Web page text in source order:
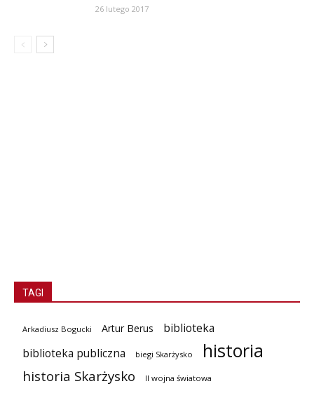
26 lutego 2017
TAGI
Arkadiusz Bogucki Artur Berus
biblioteka
biblioteka publiczna
biegi Skarżysko historia
historia Skarżysko II wojna światowa